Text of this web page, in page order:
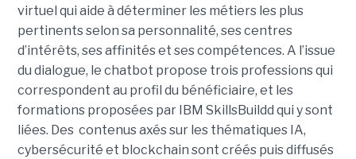
virtuel qui aide à déterminer les métiers les plus
pertinents selon sa personnalité, ses centres
d’intérêts, ses affinités et ses compétences. A l’issue
du dialogue, le chatbot propose trois professions qui
correspondent au profil du bénéficiaire, et les
formations proposées par IBM SkillsBuildd qui y sont
liées. Des contenus axés sur les thématiques IA,
cybersécurité et blockchain sont créés puis diffusés